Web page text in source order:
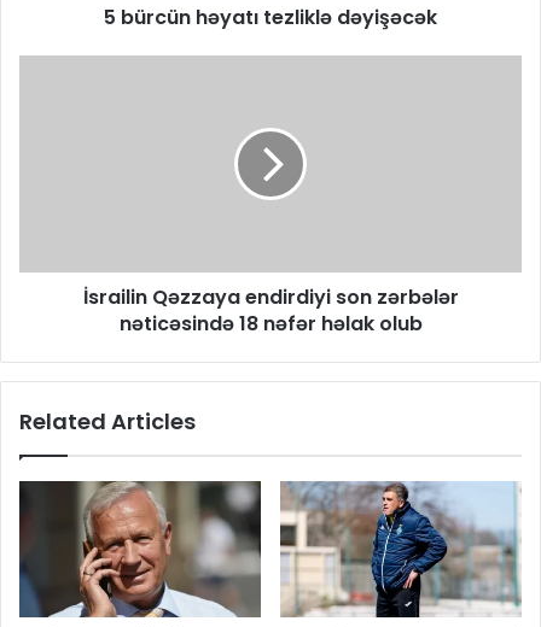
5 bürcün həyatı tezliklə dəyişəcək
İsrailin Qəzzaya endirdiyi son zərbələr
nəticəsində 18 nəfər həlak olub
Related Articles